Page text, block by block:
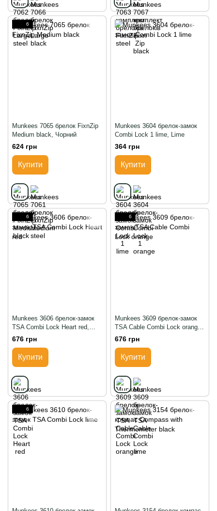
6
Munkees 7065 брелок FixnZip
Medium black, Чорний
624 грн
Купити
Munkees 3604 брелок-замок
Combi Lock 1 lime, Lime
364 грн
Купити
6
Munkees 3606 брелок-замок
TSA Combi Lock Heart red,
Червоний
676 грн
Купити
6
Munkees 3609 брелок-замок
TSA Cable Combi Lock orange,
Orange
676 грн
Купити
6